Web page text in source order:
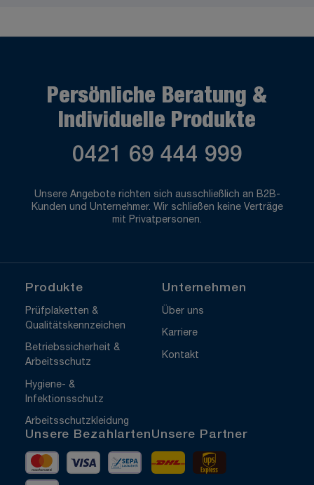
Persönliche Beratung &
Individuelle Produkte
0421 69 444 999
Unsere Angebote richten sich ausschließlich an B2B-
Kunden und Unternehmer. Wir schließen keine Verträge
mit Privatpersonen.
Produkte
Prüfplaketten &
Qualitätskennzeichen
Betriebssicherheit &
Arbeitsschutz
Hygiene- &
Infektionsschutz
Arbeitsschutzkleidung
Unternehmen
Über uns
Karriere
Kontakt
Unsere Bezahlarten
MastercardVisa Vorkasse
Unsere Partner
DHL